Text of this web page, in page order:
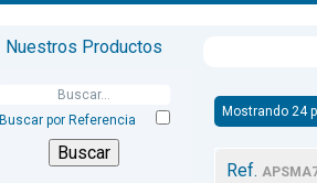
Nuestros Productos
Buscar por Referencia
Mostrando 24
Ref.